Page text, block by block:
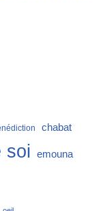
chabat
soi emouna